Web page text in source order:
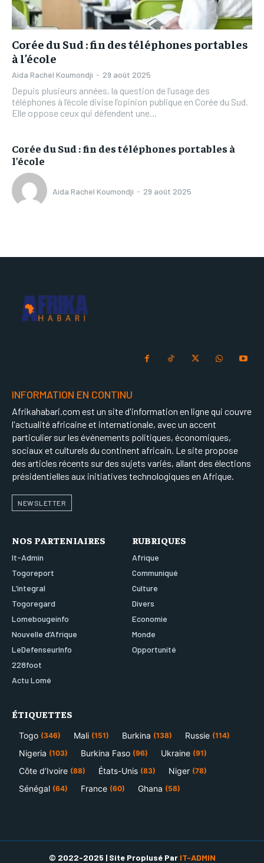
Corée du Sud : fin des téléphones portables
à l’école
Aida Rachel Koumondji - 29 août 2025
Depuis plusieurs années, la question de l’usage des
téléphones à l’école divise l’opinion publique en Corée du Sud.
Elle oppose ceux qui défendent une...
Corée du Sud : fin des téléphones portables à
l’école
Aida Rachel Koumondji - 29 août 2025
INFORMATION EN CONTINU
Afrikahabari.com est un site d'information en ligne qui couvre
l'actualité africaine et internationale, avec un accent
particulier sur les événements politiques, économiques,
sociaux et culturels du continent africain. Le site propose
des articles récents sur des sujets variés, allant des élections
présidentielles aux initiatives technologiques en Afrique.
NEWSLETTER
NOS PARTENIAIRES
It-Admin
Togoreport
L’integral
Togoregard
Lomebougeinfo
Nouvelle d’Afrique
LeDefenseurInfo
228foot
Actu Lomé
RUBRIQUES
Afrique
Communiqué
Culture
Divers
Economie
Monde
Opportunité
ÉTIQUETTES
Togo (346) Mali (151) Burkina (138) Russie (114)
Nigeria (103) Burkina Faso (96) Ukraine (91)
Côte d’Ivoire (88) États-Unis (83) Niger (78)
Sénégal (64) France (60) Ghana (58)
© 2022-2025 | Site Proplusé Par IT-ADMIN